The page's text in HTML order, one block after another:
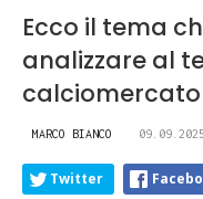
Ecco il tema
analizzare al
calciomercato
MARCO BIANCO
Twitter